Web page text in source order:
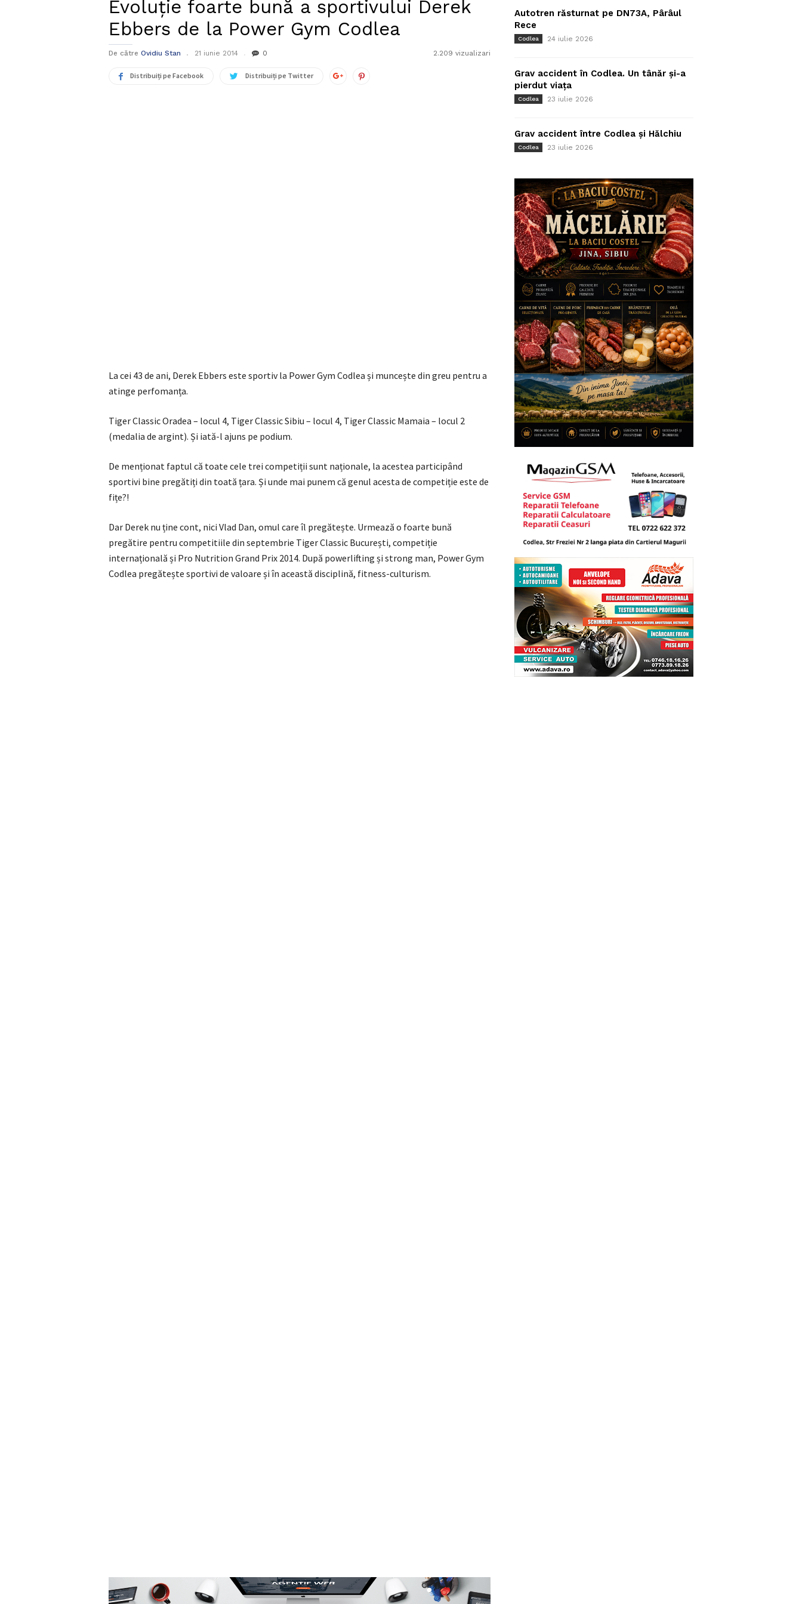
Evoluție foarte bună a sportivului Derek
Ebbers de la Power Gym Codlea
De către Ovidiu Stan 21 iunie 2014 0 2.209 vizualizari
Distribuiți pe Facebook Distribuiți pe Twitter
La cei 43 de ani, Derek Ebbers este sportiv la Power Gym Codlea și muncește din greu pentru a
atinge perfomanța.
Tiger Classic Oradea – locul 4, Tiger Classic Sibiu – locul 4, Tiger Classic Mamaia – locul 2
(medalia de argint). Și iată-l ajuns pe podium.
De menționat faptul că toate cele trei competiții sunt naționale, la acestea participând
sportivi bine pregătiți din toată țara. Și unde mai punem că genul acesta de competiție este de
fițe?!
Dar Derek nu ține cont, nici Vlad Dan, omul care îl pregătește. Urmează o foarte bună
pregătire pentru competitiile din septembrie Tiger Classic București, competiție
internațională și Pro Nutrition Grand Prix 2014. După powerlifting și strong man, Power Gym
Codlea pregătește sportivi de valoare și în această disciplină, fitness-culturism.
Autotren răsturnat pe DN73A, Pârâul
Rece
Codlea 24 iulie 2026
Grav accident în Codlea. Un tânăr și-a
pierdut viața
Codlea 23 iulie 2026
Grav accident între Codlea și Hălchiu
Codlea 23 iulie 2026